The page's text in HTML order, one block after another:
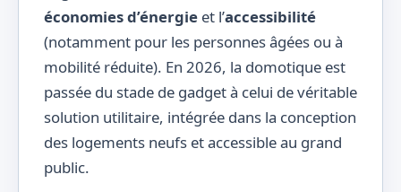
économies d’énergie et l’accessibilité
(notamment pour les personnes âgées ou à
mobilité réduite). En 2026, la domotique est
passée du stade de gadget à celui de véritable
solution utilitaire, intégrée dans la conception
des logements neufs et accessible au grand
public.